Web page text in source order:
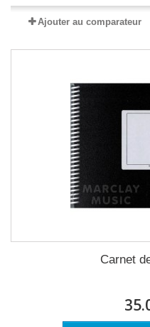
Ajouter au comparateur
Carnet